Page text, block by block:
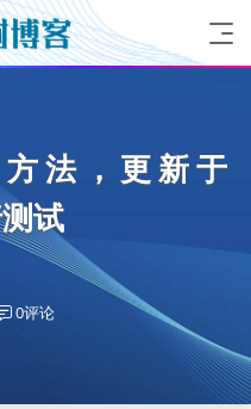
法，更新于
试
0评论